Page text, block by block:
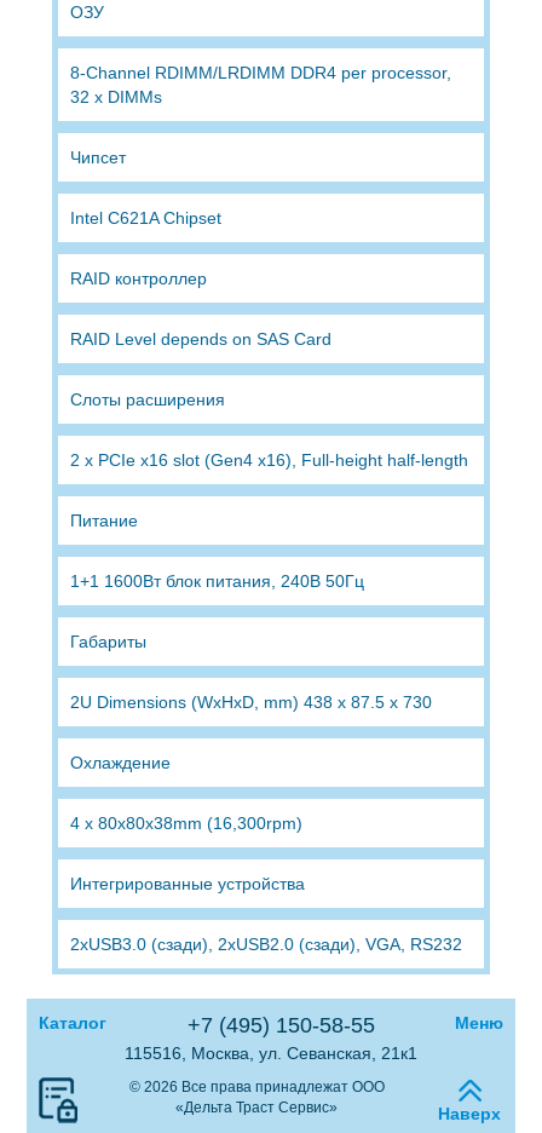
ОЗУ
8-Channel RDIMM/LRDIMM DDR4 per processor,
32 x DIMMs
Чипсет
Intel C621A Chipset
RAID контроллер
RAID Level depends on SAS Card
Слоты расширения
2 x PCIe x16 slot (Gen4 x16), Full-height half-length
Питание
1+1 1600Вт блок питания, 240В 50Гц
Габариты
2U Dimensions (WxHxD, mm) 438 x 87.5 x 730
Охлаждение
4 x 80x80x38mm (16,300rpm)
Интегрированные устройства
2xUSB3.0 (сзади), 2xUSB2.0 (сзади), VGA, RS232
Каталог +7 (495) 150-58-55
Меню
115516, Москва, ул. Севанская, 21к1
© 2026 Все права принадлежат ООО
«Дельта Траст Сервис»
Наверх